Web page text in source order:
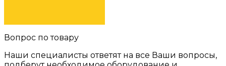
Вопрос по товару
Наши специалисты ответят на все Ваши вопросы,